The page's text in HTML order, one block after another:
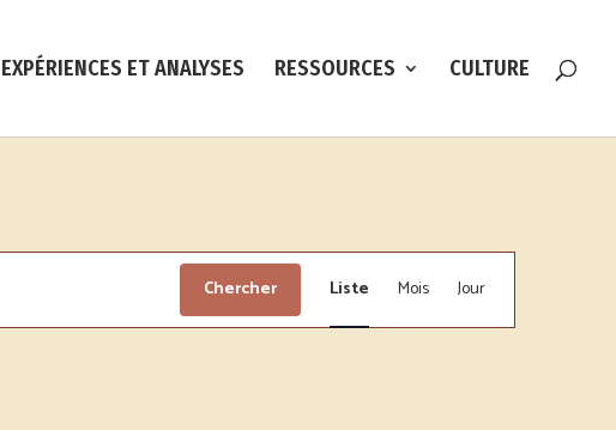
EXPÉRIENCES ET ANALYSES RESSOURCES CULTURE
Chercher
de
Liste Mois Jour